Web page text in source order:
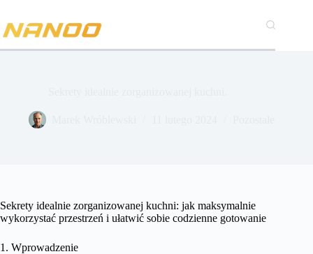
treści
Sekrety idealnie zorganizowanej kuchni: jak maksymalnie
wykorzystać przestrzeń i ułatwić sobie codzienne gotowanie
1. Wprowadzenie